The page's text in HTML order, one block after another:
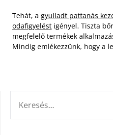
Tehát, a gyulladt pattanás
odafigyelést igényel. Tiszta
megfelelő termékek
Mindig emlékezzünk, hogy a